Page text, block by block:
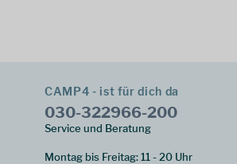
CAMP4 - ist für dich da
030-322966-200
Service und Beratung
Montag bis Freitag: 11 - 20 Uhr